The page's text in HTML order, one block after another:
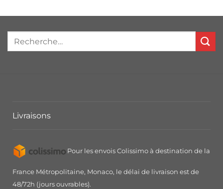
Livraisons
Pour les envois Colissimo à destination de la
France Métropolitaine, Monaco, le délai de livraison est de
48/72h (jours ouvrables).